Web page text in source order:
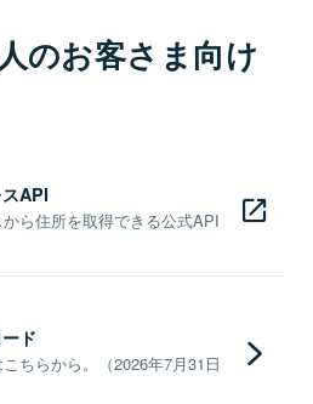
のお客さま向け
API
ら住所を取得できる公式API
ド
ちらから。（2026年7月31日